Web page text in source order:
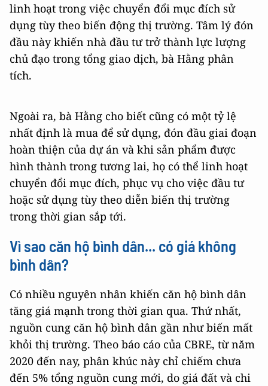
linh hoạt trong việc chuyển đổi mục đích sử
dụng tùy theo biến động thị trường. Tâm lý đón
đầu này khiến nhà đầu tư trở thành lực lượng
chủ đạo trong tổng giao dịch, bà Hằng phân
tích.
Ngoài ra, bà Hằng cho biết cũng có một tỷ lệ
nhất định là mua để sử dụng, đón đầu giai đoạn
hoàn thiện của dự án và khi sản phẩm được
hình thành trong tương lai, họ có thể linh hoạt
chuyển đổi mục đích, phục vụ cho việc đầu tư
hoặc sử dụng tùy theo diễn biến thị trường
trong thời gian sắp tới.
Vì sao căn hộ bình dân... có giá không
bình dân?
Có nhiều nguyên nhân khiến căn hộ bình dân
tăng giá mạnh trong thời gian qua. Thứ nhất,
nguồn cung căn hộ bình dân gần như biến mất
khỏi thị trường. Theo báo cáo của CBRE, từ năm
2020 đến nay, phân khúc này chỉ chiếm chưa
đến 5% tổng nguồn cung mới, do giá đất và chi